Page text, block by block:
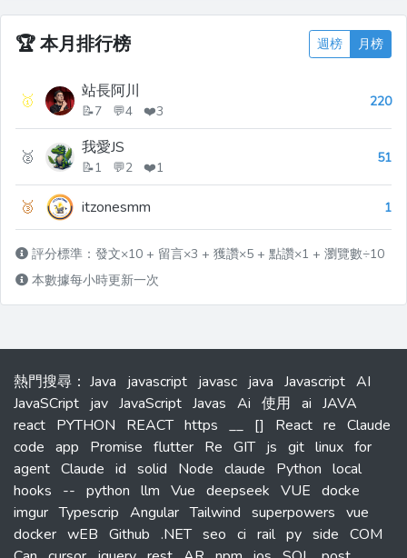
🏆本月排行榜 週榜 月榜
🥇 站長阿川
📝7 💬4 ❤️3
220
🥈 我愛JS
📝1 💬2 ❤️1
51
🥉 itzonesmm 1
評分標準：發文×10 + 留言×3 + 獲讚×5 + 點讚×1 + 瀏覽數÷10
本數據每小時更新一次
熱門搜尋 ： Java javascript javasc java Javascript AI
JavaSCript jav JavaScript Javas Ai 使用 ai JAVA
react PYTHON REACT https __ [] React re Claude
code app Promise flutter Re GIT js git linux for
agent Claude id solid Node claude Python local
hooks
-- python llm Vue deepseek VUE docke
imgur Typescrip Angular Tailwind superpowers vue
docker wEB Github .NET seo ci rail py side COM